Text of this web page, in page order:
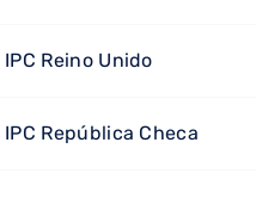
IPC Reino Unido
IPC República Checa